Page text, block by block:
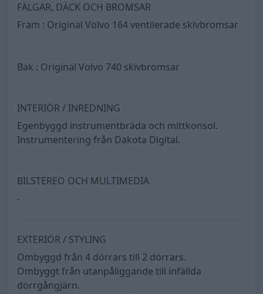
FÄLGAR, DÄCK OCH BROMSAR
Fram : Original Volvo 164 ventilerade skivbromsar
Bak : Original Volvo 740 skivbromsar
INTERIÖR / INREDNING
Egenbyggd instrumentbräda och mittkonsol.
Instrumentering från Dakota Digital.
BILSTEREO OCH MULTIMEDIA
-
EXTERIÖR / STYLING
Ombyggd från 4 dörrars till 2 dörrars.
Ombyggt från utanpåliggande till infällda
dörrgångjärn.